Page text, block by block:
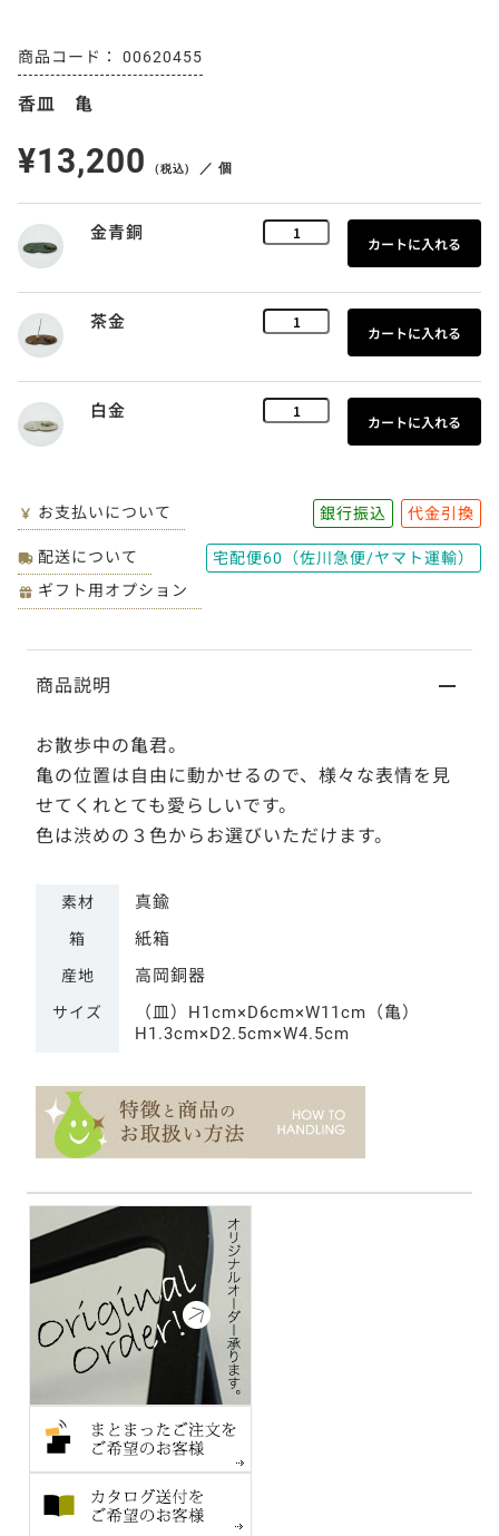
香皿 亀
00620455
¥13,200 (税込) ／ 個
金青銅
茶金
白金
お支払いについて 銀行振込 代金引換
配送について
宅配便60（佐川急便/ヤマト運輸）
ギフト用オプション
商品説明
お散歩中の亀君。
亀の位置は自由に動かせるので、様々な表情を見
せてくれとても愛らしいです。
色は渋めの３色からお選びいただけます。
素材 真鍮
箱 紙箱
産地 高岡銅器
サイズ
（皿）H1cm×D6cm×W11cm（亀）
H1.3cm×D2.5cm×W4.5cm